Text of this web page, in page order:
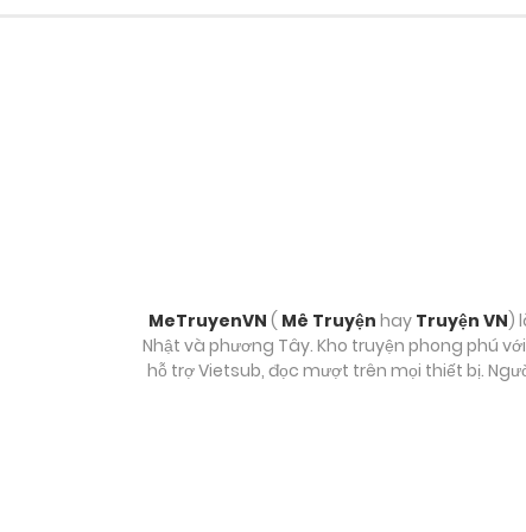
MeTruyenVN ( Mê Truyện hay Truyện VN)
Nhật và phương Tây. Kho truyện phong phú
hỗ trợ Vietsub, đọc mượt trên mọi thiết bị.